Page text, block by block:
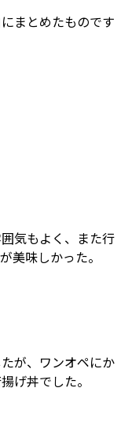
まとめたものです
気もよく、また行
美味しかった。
が、ワンオペにか
げ丼でした。